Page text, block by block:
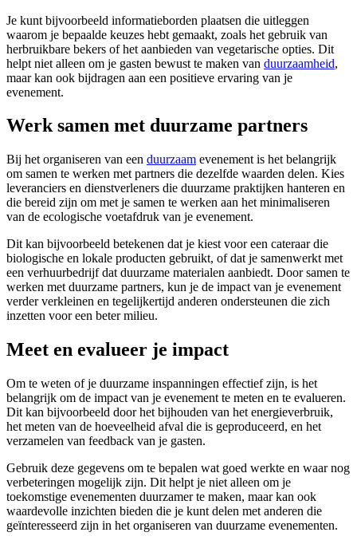
Je kunt bijvoorbeeld informatieborden plaatsen die uitleggen
waarom je bepaalde keuzes hebt gemaakt, zoals het gebruik van
herbruikbare bekers of het aanbieden van vegetarische opties. Dit
helpt niet alleen om je gasten bewust te maken van duurzaamheid,
maar kan ook bijdragen aan een positieve ervaring van je
evenement.
Werk samen met duurzame partners
Bij het organiseren van een duurzaam evenement is het belangrijk
om samen te werken met partners die dezelfde waarden delen. Kies
leveranciers en dienstverleners die duurzame praktijken hanteren en
die bereid zijn om met je samen te werken aan het minimaliseren
van de ecologische voetafdruk van je evenement.
Dit kan bijvoorbeeld betekenen dat je kiest voor een cateraar die
biologische en lokale producten gebruikt, of dat je samenwerkt met
een verhuurbedrijf dat duurzame materialen aanbiedt. Door samen te
werken met duurzame partners, kun je de impact van je evenement
verder verkleinen en tegelijkertijd anderen ondersteunen die zich
inzetten voor een beter milieu.
Meet en evalueer je impact
Om te weten of je duurzame inspanningen effectief zijn, is het
belangrijk om de impact van je evenement te meten en te evalueren.
Dit kan bijvoorbeeld door het bijhouden van het energieverbruik,
het meten van de hoeveelheid afval die is geproduceerd, en het
verzamelen van feedback van je gasten.
Gebruik deze gegevens om te bepalen wat goed werkte en waar nog
verbeteringen mogelijk zijn. Dit helpt je niet alleen om je
toekomstige evenementen duurzamer te maken, maar kan ook
waardevolle inzichten bieden die je kunt delen met anderen die
geïnteresseerd zijn in het organiseren van duurzame evenementen.